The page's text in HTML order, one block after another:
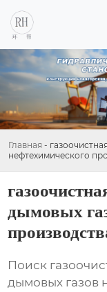
Главная -
нефтехимического
дымовых
Поиск
дымовых газов